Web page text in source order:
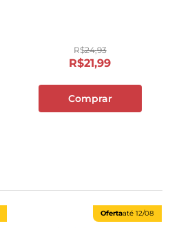
R$24,93
R$21,99
Comprar
Ofertaaté12/08